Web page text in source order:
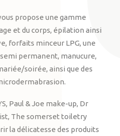
propose une gamme
et du corps, épilation ainsi
forfaits minceur LPG, une
permanent, manucure,
soirée, ainsi que des
Paul & Joe make-up, Dr
The somerset toiletry
la délicatesse des produits